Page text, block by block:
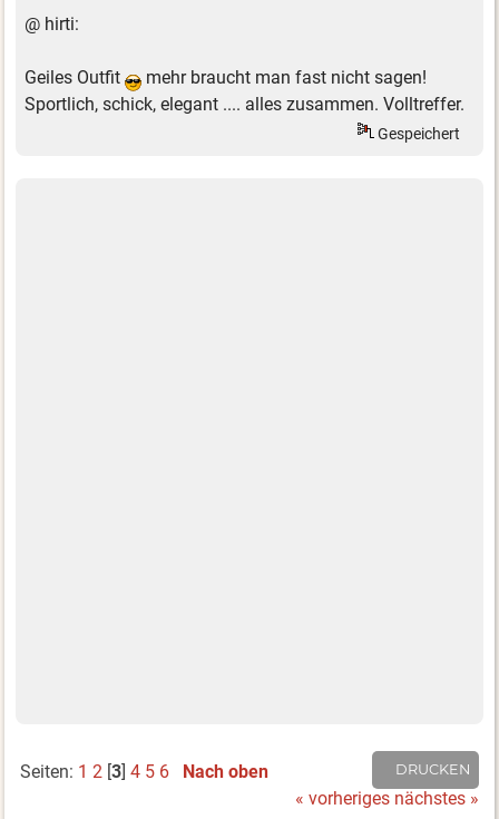
@ hirti:
Geiles Outfit
mehr braucht man fast nicht sagen!
Sportlich, schick, elegant .... alles zusammen. Volltreffer.
Gespeichert
DRUCKEN
Seiten: 1 2[3] 4 5 6
Nach oben
« vorheriges nächstes »